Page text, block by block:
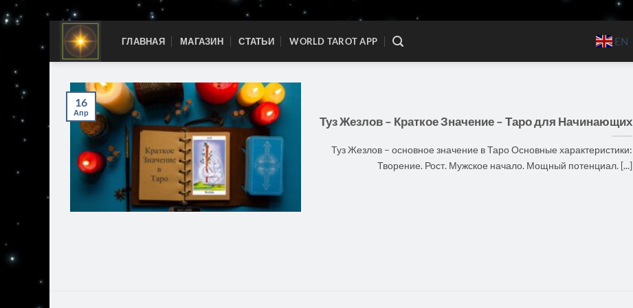
Skip
content
ГЛАВНАЯ МАГАЗИН СТАТЬИ WORLD TAROT APP EN
Туз Жезлов – Краткое Значение – Таро для Начинающих
Туз Жезлов – основное значение в Таро Основные характеристики:
Творение. Рост. Мужское начало. Мощный потенциал. [...]
16
Апр